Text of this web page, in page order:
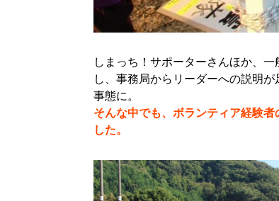
しまっち！サポーターさんほか、
し、事務局からリーダーへの説明
事態に。
そんな中でも、ボランティア経験
した。